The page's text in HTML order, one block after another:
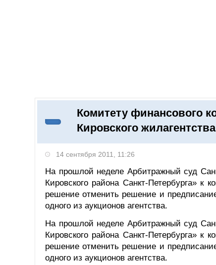
Поиск
Комитету финансового
Кировского жилагентства
14 сентября 2011, 11:26
На прошлой неделе Арбитражный суд
Кировского района Санкт-Петербурга» к
решение отменить решение и
одного из аукционов агентства.
На прошлой неделе Арбитражный суд
Кировского района Санкт-Петербурга» к
решение отменить решение и
одного из аукционов агентства.